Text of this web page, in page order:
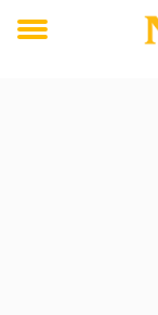
Toggle